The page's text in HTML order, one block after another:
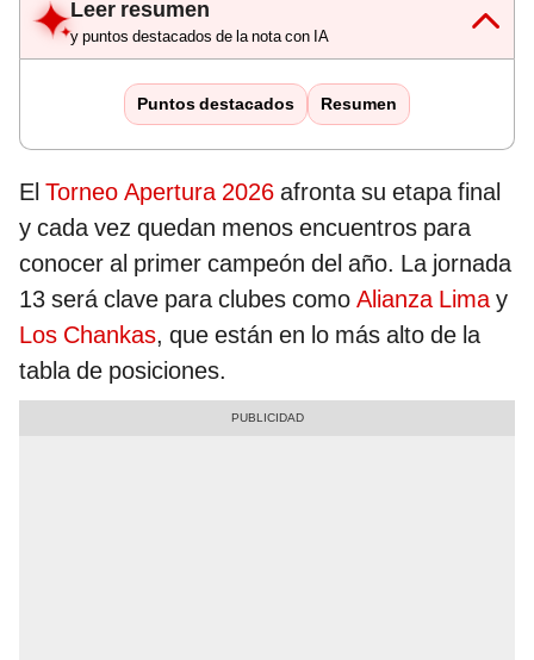
Leer resumen
y puntos destacados de la nota con IA
Puntos destacados Resumen
El Torneo Apertura 2026 afronta su etapa final
y cada vez quedan menos encuentros para
conocer al primer campeón del año. La jornada
13 será clave para clubes como Alianza Limay
Los Chankas, que están en lo más alto de la
tabla de posiciones.